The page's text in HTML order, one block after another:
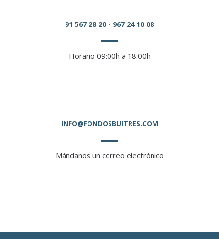
91 567 28 20 - 967 24 10 08
Horario 09:00h a 18:00h
INFO@FONDOSBUITRES.COM
Mándanos un correo electrónico